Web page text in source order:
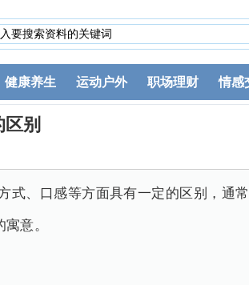
健康养生 运动户外 职场理财 情感
别
式、口感等方面具有一定的区别，通
意。